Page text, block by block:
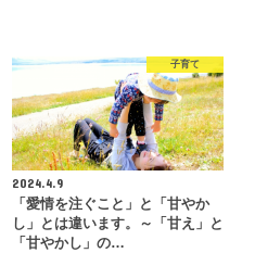
子育て
2024.4.9
「愛情を注ぐこと」と「甘やか
し」とは違います。～「甘え」と
「甘やかし」の…